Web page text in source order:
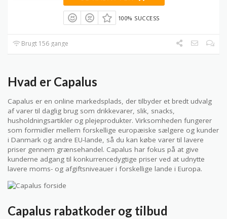
100% SUCCESS
Brugt 156 gange
Hvad er Capalus
Capalus er en online markedsplads, der tilbyder et bredt udvalg
af varer til daglig brug som drikkevarer, slik, snacks,
husholdningsartikler og plejeprodukter. Virksomheden fungerer
som formidler mellem forskellige europæiske sælgere og kunder
i Danmark og andre EU-lande, så du kan købe varer til lavere
priser gennem grænsehandel. Capalus har fokus på at give
kunderne adgang til konkurrencedygtige priser ved at udnytte
lavere moms- og afgiftsniveauer i forskellige lande i Europa.
Capalus rabatkoder og tilbud